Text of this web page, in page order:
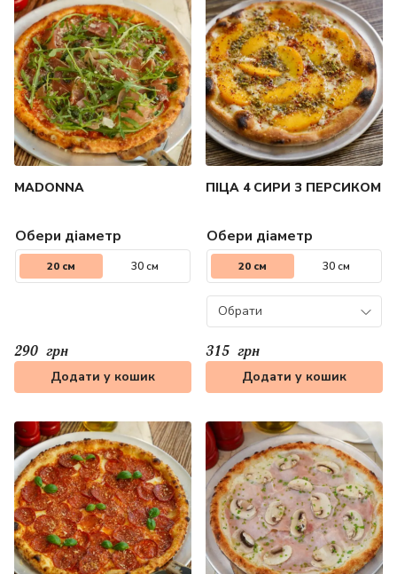
MADONNA
Обери діаметр
20 см 30 см
290 грн
Додати у кошик
ПІЦА 4 СИРИ З ПЕРСИКОМ
Обери діаметр
20 см 30 см
Обрати
315 грн
Додати у кошик